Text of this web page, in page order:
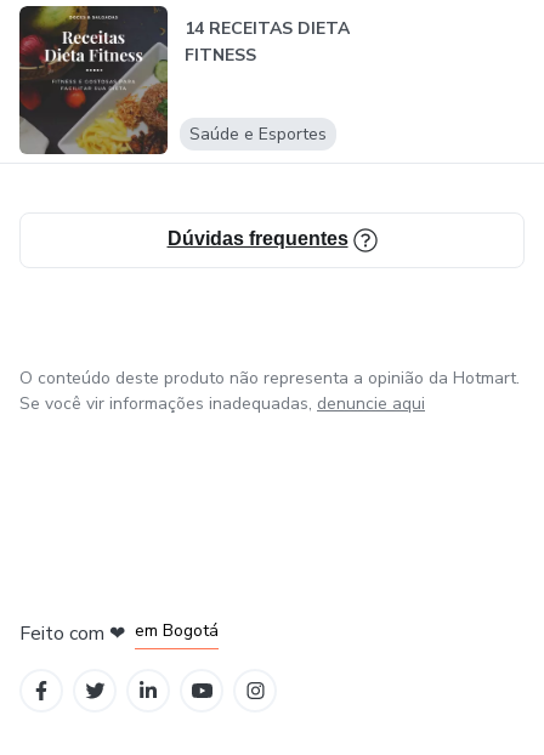
14 RECEITAS DIETA
FITNESS
Saúde e Esportes
Dúvidas frequentes
O conteúdo deste produto não representa a opinião da Hotmart.
Se você vir informações inadequadas, denuncie aqui
Feito com ❤ em Bogotá